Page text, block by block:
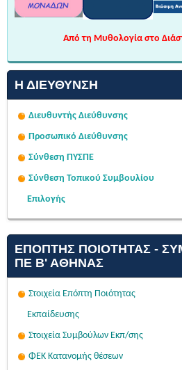
Από τη Μυθολογία στο
Η ΔΙΕΎΘΥΝΣΗ
Διευθυντής Διεύθυνσης
Προσωπικό Διεύθυνσης
Σύνθεση ΠΥΣΠΕ
Σύνθεση Τοπικού Συμβουλίου
Επιλογής
ΕΠΌΠΤΗΣ ΠΟΙΌΤΗΤΑΣ -
ΠΕ Β' ΑΘΉΝΑΣ
Στοιχεία Επόπτη Ποιότητας
Εκπαίδευσης
Στοιχεία Συμβούλων Εκπ/σης
ΦΕΚ Κατανομής θέσεων